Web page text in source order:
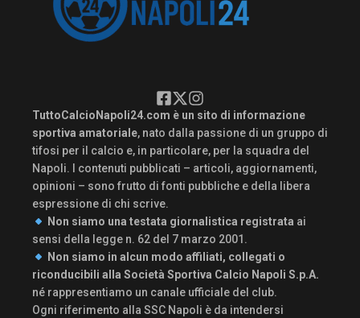
TuttoCalcioNapoli24.com è un sito di informazione
sportiva amatoriale, nato dalla passione di un gruppo di
tifosi per il calcio e, in particolare, per la squadra del
Napoli. I contenuti pubblicati – articoli, aggiornamenti,
opinioni – sono frutto di fonti pubbliche e della libera
espressione di chi scrive.
Non siamo una testata giornalistica registrata ai
sensi della legge n. 62 del 7 marzo 2001.
Non siamo in alcun modo affiliati, collegati o
riconducibili alla Società Sportiva Calcio Napoli S.p.A.
né rappresentiamo un canale ufficiale del club.
Ogni riferimento alla SSC Napoli è da intendersi